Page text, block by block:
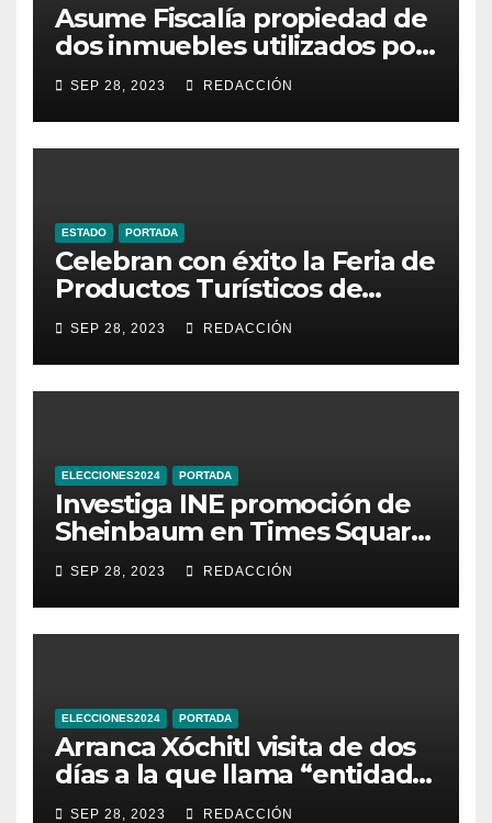
Asume Fiscalía propiedad de
dos inmuebles utilizados por
la delincuencia
SEP 28, 2023 REDACCIÓN
ESTADO PORTADA
Celebran con éxito la Feria de
Productos Turísticos de
Guanajuato
SEP 28, 2023 REDACCIÓN
ELECCIONES2024 PORTADA
Investiga INE promoción de
Sheinbaum en Times Square
de Nueva York
SEP 28, 2023 REDACCIÓN
ELECCIONES2024 PORTADA
Arranca Xóchitl visita de dos
días a la que llama “entidad
33” de México
SEP 28, 2023 REDACCIÓN